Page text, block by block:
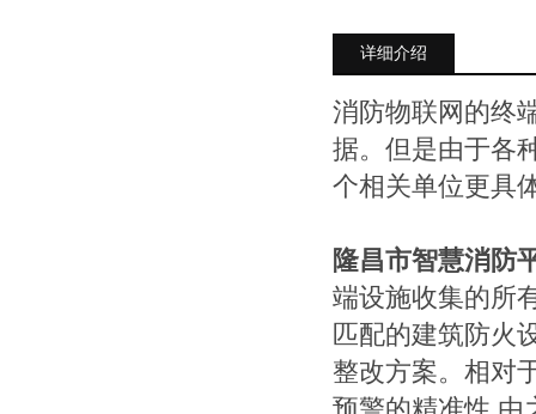
详细介绍
消防物联网的终
据。但是由于各
个相关单位更具
隆昌市智慧消防
端设施收集的所
匹配的建筑防火
整改方案。相对